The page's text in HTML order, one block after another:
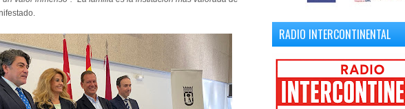
RADIO INTERCONTINENTAL